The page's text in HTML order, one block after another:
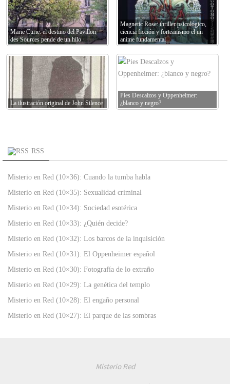
Marie Curie: el destino del Pavillon
des Sources pende de un hilo
Magnetic Rose: thriller psicológico,
ciencia ficción y forteanismo el un
anime fundamental
La ilustración original de John Silence
Pies Descalzos y Oppenheimer:
¿blanco y negro?
RSS
Misterio en Red (10×36): Cuando la tumba habla
Misterio en Red (10×35): Sexualidad criminal
Misterio en Red (10×34): Sociedad esotérica
Misterio en Red (10×33): ¿Quién decide?
Misterio en Red (10×32): Los barcos de la inquisición
Misterio en Red (10×31): El Oppenheimer español
Misterio en Red (10×30): Fotografía de lo extraño
Misterio en Red (10×29): La genética del templo
Misterio en Red (10×28): El engaño personal
Misterio en Red (10×27): El parque de las sombras
Misterio Red